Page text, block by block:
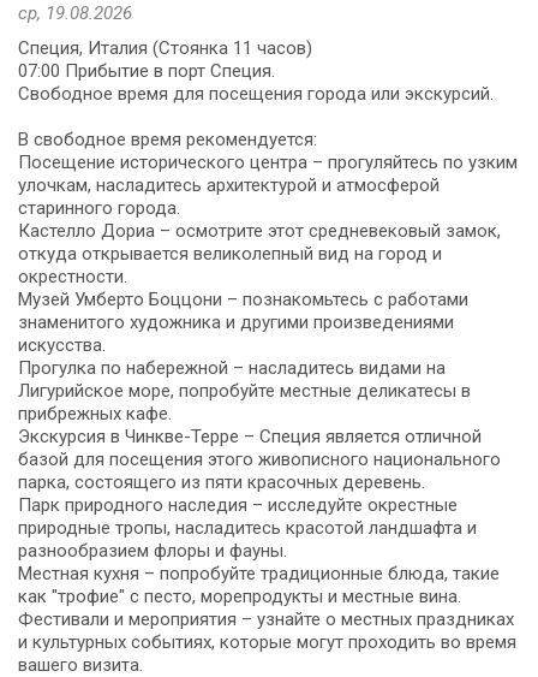
ср, 19.08.2026
Специя, Италия (Стоянка 11 часов)
07:00 Прибытие в порт Специя.
Свободное время для посещения города или экскурсий.
В свободное время рекомендуется:
Посещение исторического центра – прогуляйтесь по узким
улочкам, насладитесь архитектурой и атмосферой
старинного города.
Кастелло Дориа – осмотрите этот средневековый замок,
откуда открывается великолепный вид на город и
окрестности.
Музей Умберто Боццони – познакомьтесь с работами
знаменитого художника и другими произведениями
искусства.
Прогулка по набережной – насладитесь видами на
Лигурийское море, попробуйте местные деликатесы в
прибрежных кафе.
Экскурсия в Чинкве-Терре – Специя является отличной
базой для посещения этого живописного национального
парка, состоящего из пяти красочных деревень.
Парк природного наследия – исследуйте окрестные
природные тропы, насладитесь красотой ландшафта и
разнообразием флоры и фауны.
Местная кухня – попробуйте традиционные блюда, такие
как "трофие" с песто, морепродукты и местные вина.
Фестивали и мероприятия – узнайте о местных праздниках
и культурных событиях, которые могут проходить во время
вашего визита.